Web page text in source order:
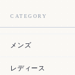
CATEGORY
メンズ
レディース